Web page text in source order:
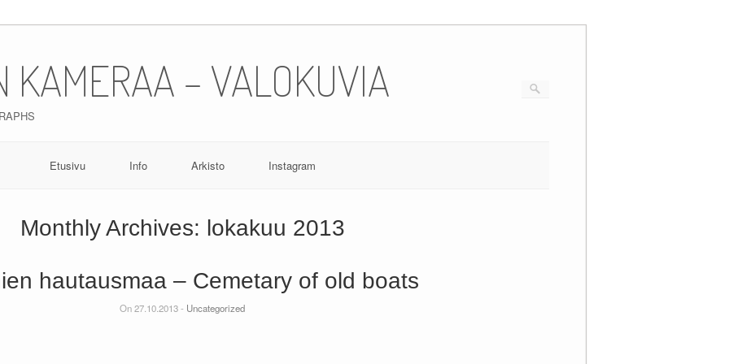
KAMERAA – VALOKUVIA
Etusivu Info Arkisto Instagram
Monthly Archives: lokakuu 2013
hautausmaa – Cemetary of old boats
On 27.10.2013 - Uncategorized